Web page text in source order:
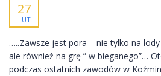
27
LUT
…..Zawsze jest pora – nie tylko na
ale również na grę ” w bieganego”…
podczas ostatnich zawodów w